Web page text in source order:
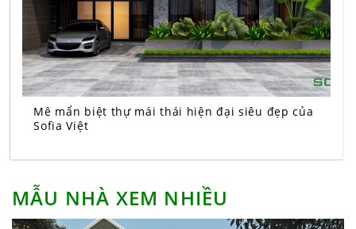
Mê mẩn biệt thự mái thái hiện đại siêu đẹp của
Sofia Việt
MẪU NHÀ XEM NHIỀU